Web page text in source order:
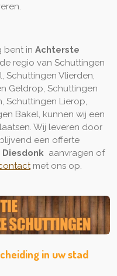
bent in Achterste
regio van Schuttingen
Schuttingen Vlierden,
Geldrop, Schuttingen
Schuttingen Lierop,
Bakel, kunnen wij een
Wij leveren door
een offerte
aanvragen of
met ons op.
in uw stad